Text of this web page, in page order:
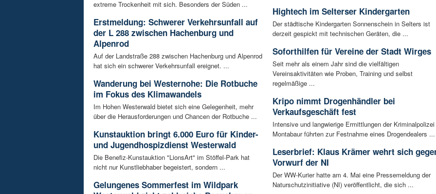
extreme Trockenheit mit sich. Besonders der Süden ...
Erstmeldung: Schwerer Verkehrsunfall auf
der L 288 zwischen Hachenburg und
Alpenrod
Auf der Landstraße 288 zwischen Hachenburg und Alpenrod
hat sich ein schwerer Verkehrsunfall ereignet. ...
Wanderung bei Westernohe: Die Rotbuche
im Fokus des Klimawandels
Im Hohen Westerwald bietet sich eine Gelegenheit, mehr
über die Herausforderungen und Chancen der Rotbuche ...
Kunstauktion bringt 6.000 Euro für Kinder-
und Jugendhospizdienst Westerwald
Die Benefiz-Kunstauktion "LionsArt" im Stöffel-Park hat
nicht nur Kunstliebhaber begeistert, sondern ...
Gelungenes Sommerfest im Wildpark
Hightech im Selterser Kindergarten
Der städtische Kindergarten Sonnenschein in Selters ist
derzeit gespickt mit technischen Geräten, die ...
Soforthilfen für Vereine der Stadt Wirges
Seit mehr als einem Jahr sind die vielfältigen
Vereinsaktivitäten wie Proben, Training und selbst
regelmäßige ...
Kripo nimmt Drogenhändler bei
Verkaufsgeschäft fest
Intensive und langwierige Ermittlungen der Kriminalpolizei
Montabaur führten zur Festnahme eines Drogendealers ...
Leserbrief: Klaus Krämer wehrt sich
Vorwurf der NI
Der WW-Kurier hatte am 4. Mai eine Pressemeldung der
Naturschutzinitiative (NI) veröffentlicht, die sich ...